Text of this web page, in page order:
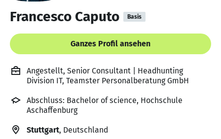
Francesco Caputo Basis
Ganzes Profil ansehen
Angestellt, Senior Consultant | Headhunting
Division IT, Teamster Personalberatung GmbH
Abschluss: Bachelor of science, Hochschule
Aschaffenburg
Stuttgart, Deutschland